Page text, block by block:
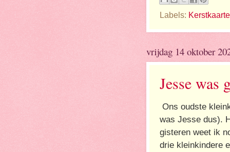
Labels:
vrijdag 14 oktober
Jesse was
Ons oudste
was Jesse dus).
gisteren weet ik
drie kleinkindere